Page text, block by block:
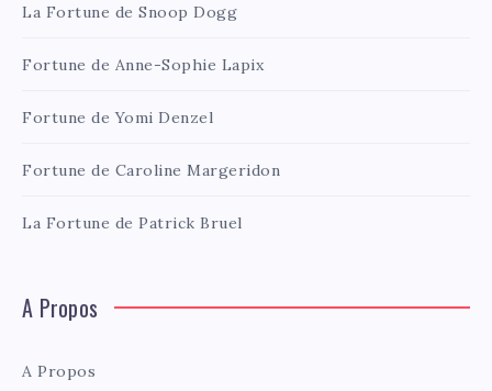
La Fortune de Snoop Dogg
Fortune de Anne-Sophie Lapix
Fortune de Yomi Denzel
Fortune de Caroline Margeridon
La Fortune de Patrick Bruel
A Propos
A Propos